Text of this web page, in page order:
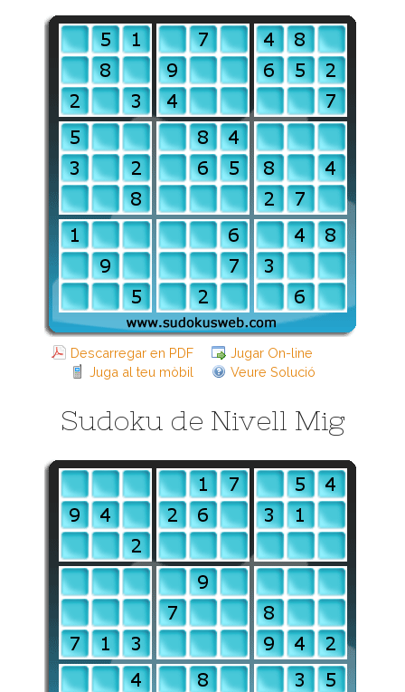
Descarregar en PDF
Jugar On-line
Juga al teu mòbil
Veure Solució
Sudoku de Nivell Mig